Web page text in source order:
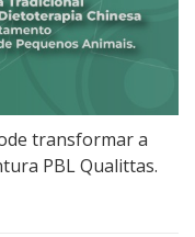
transformar a
PBL Qualittas.